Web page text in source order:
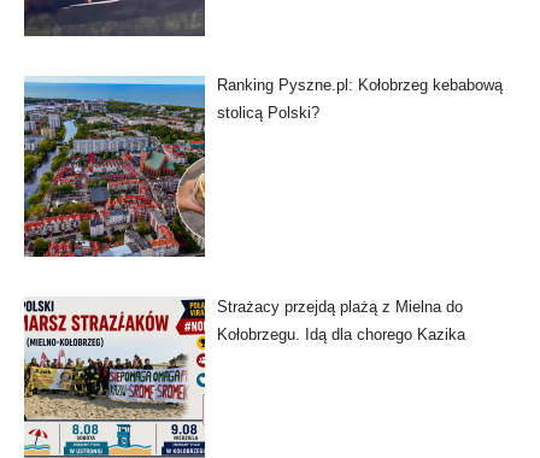
Ranking Pyszne.pl: Kołobrzeg kebabową
stolicą Polski?
Strażacy przejdą plażą z Mielna do
Kołobrzegu. Idą dla chorego Kazika